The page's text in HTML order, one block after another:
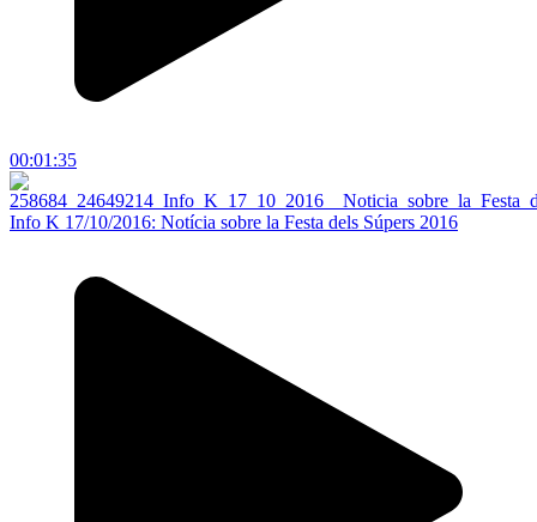
00:01:35
Info K 17/10/2016: Notícia sobre la Festa dels Súpers 2016